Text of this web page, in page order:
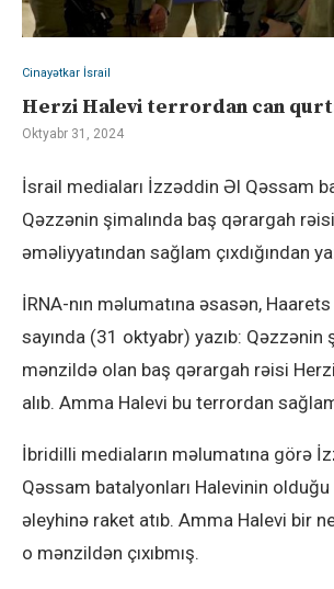
Cinayətkar İsrail
Herzi Halevi terrordan can
Oktyabr 31, 2024
İsrail mediaları İzzəddin Əl Qəssam
Qəzzənin şimalında baş qərargah
əməliyyatından sağlam çıxdığından
İRNA-nın məlumatına əsasən,
sayında (31 oktyabr) yazıb: Qəzzənin
mənzildə olan baş qərargah rəisi
alıb. Amma Halevi bu terrordan sağlam
İbridilli mediaların məlumatına görə
Qəssam batalyonları Halevinin
əleyhinə raket atıb. Amma Halevi bir
o mənzildən çıxıbmış.